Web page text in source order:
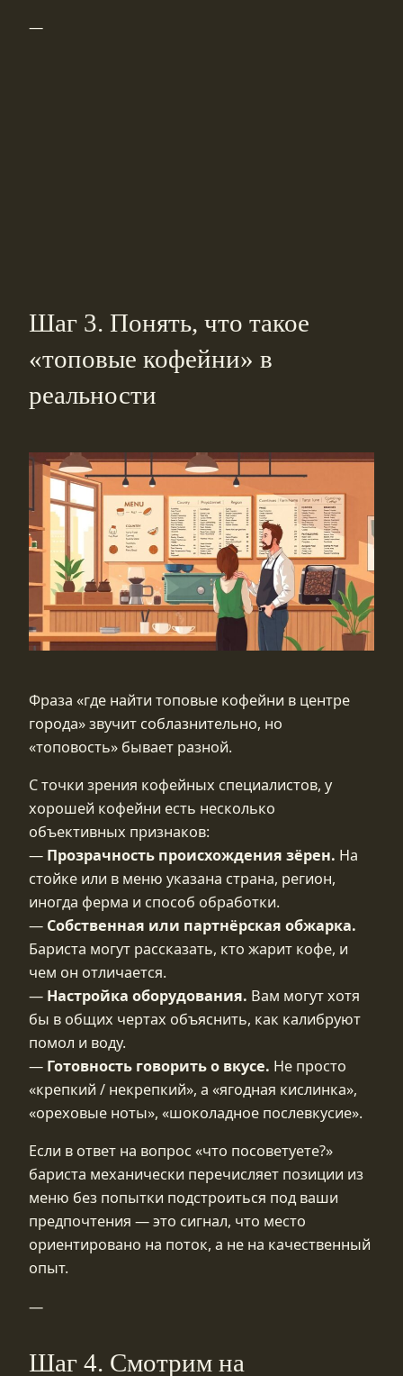
—
Шаг 3. Понять, что такое
«топовые кофейни» в
реальности
Фраза «где найти топовые кофейни в центре
города» звучит соблазнительно, но
«топовость» бывает разной.
С точки зрения кофейных специалистов, у
хорошей кофейни есть несколько
объективных признаков:
— Прозрачность происхождения зёрен. На
стойке или в меню указана страна, регион,
иногда ферма и способ обработки.
— Собственная или партнёрская обжарка.
Бариста могут рассказать, кто жарит кофе, и
чем он отличается.
— Настройка оборудования. Вам могут хотя
бы в общих чертах объяснить, как калибруют
помол и воду.
— Готовность говорить о вкусе. Не просто
«крепкий / некрепкий», а «ягодная кислинка»,
«ореховые ноты», «шоколадное послевкусие».
Если в ответ на вопрос «что посоветуете?»
бариста механически перечисляет позиции из
меню без попытки подстроиться под ваши
предпочтения — это сигнал, что место
ориентировано на поток, а не на качественный
опыт.
—
Шаг 4. Смотрим на